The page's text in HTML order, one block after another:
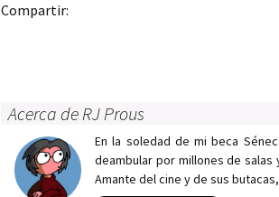
Compartir:
Acerca de RJ Prous
En la soledad de mi beca
deambular por millones de
Amante del cine y de sus